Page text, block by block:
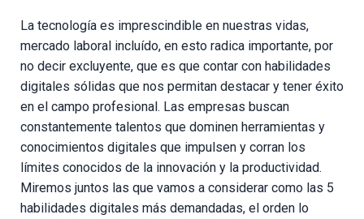
La tecnología es imprescindible en nuestras vidas,
mercado laboral incluído, en esto radica importante, por
no decir excluyente, que es que contar con habilidades
digitales sólidas que nos permitan destacar y tener éxito
en el campo profesional. Las empresas buscan
constantemente talentos que dominen herramientas y
conocimientos digitales que impulsen y corran los
límites conocidos de la innovación y la productividad.
Miremos juntos las que vamos a considerar como las 5
habilidades digitales más demandadas, el orden lo